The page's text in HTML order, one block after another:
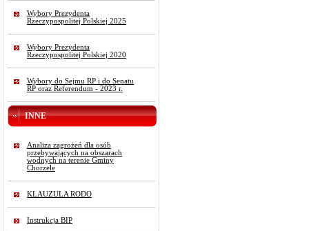
Wybory Prezydenta
Rzeczypospolitej Polskiej 2025
Wybory Prezydenta
Rzeczypospolitej Polskiej 2020
Wybory do Sejmu RP i do Senatu
RP oraz Referendum - 2023 r.
INNE
Analiza zagrożeń dla osób
przebywających na obszarach
wodnych na terenie Gminy
Chorzele
KLAUZULA RODO
Instrukcja BIP